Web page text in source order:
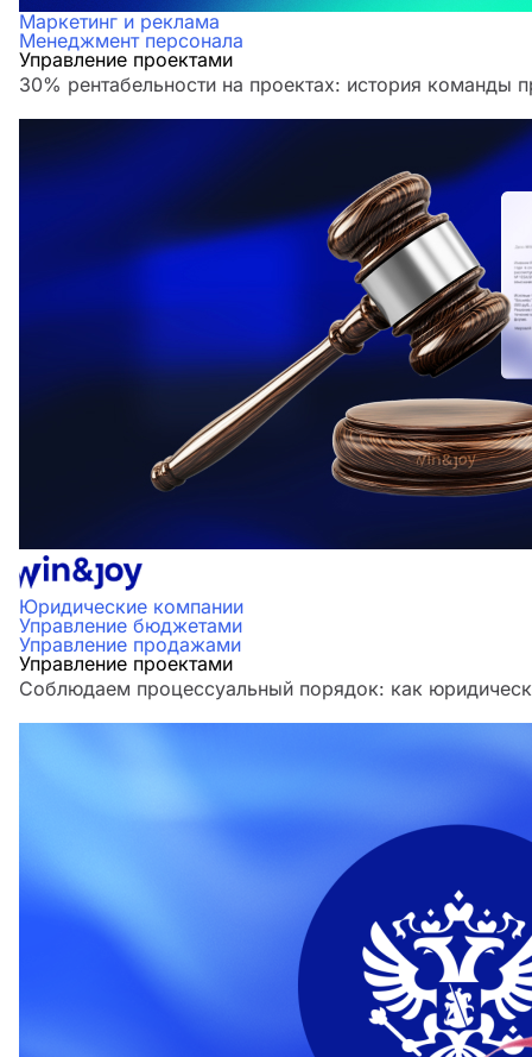
Маркетинг и реклама
Менеджмент персонала
Управление проектами
30% рентабельности на проектах: история команды
Юридические компании
Управление бюджетами
Управление продажами
Управление проектами
Соблюдаем процессуальный порядок: как